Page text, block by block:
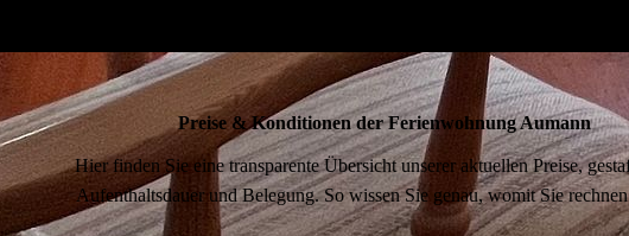
Preise & Konditionen der Ferienwohnung Aumann
Hier finden Sie eine transparente Übersicht unserer aktuellen Preise,
Aufenthaltsdauer und Belegung. So wissen Sie genau, womit Sie